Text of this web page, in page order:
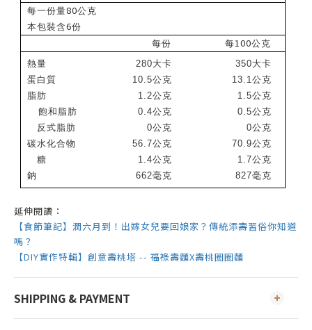
每一份量80公克
本包裝含6份
每份
每100公克
熱量
蛋白質
脂肪
飽和脂肪
反式脂肪
碳水化合物
糖
鈉
280大卡
10.5公克
1.2公克
0.4公克
0公克
56.7公克
1.4公克
662毫克
350大卡
13.1公克
1.5公克
0.5公克
0公克
70.9公克
1.7公克
827毫克
延伸閱讀：
【食節筆記】潤六月到！出嫁女兒要回娘家？傳統添壽習俗你知道
嗎？
【DIY實作特輯】創意壽桃塔 -- 福祿壽麵X壽桃圈圈麵
SHIPPING & PAYMENT